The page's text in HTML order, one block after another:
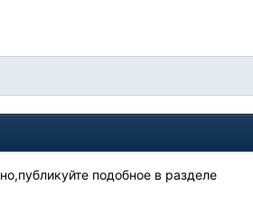
подобное в разделе